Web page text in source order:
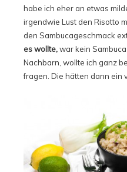
habe ich eher an etwas
irgendwie Lust den Risotto
den Sambucageschmack
es wollte,war kein
Nachbarn, wollte ich ganz
fragen. Die hätten dann ein